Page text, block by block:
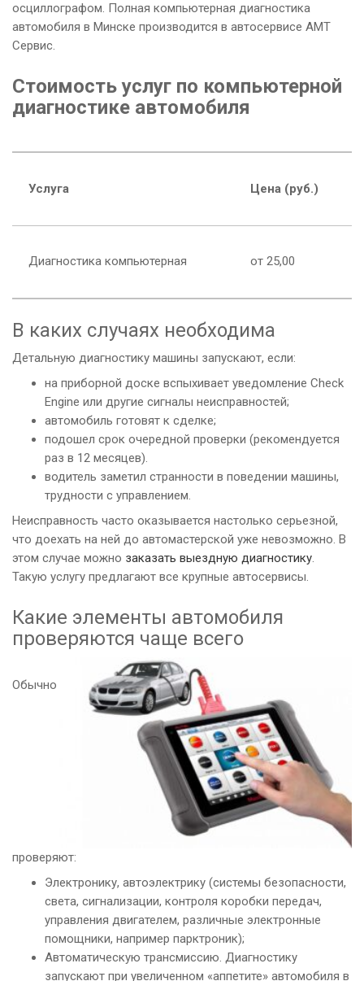
осциллографом. Полная компьютерная диагностика
автомобиля в Минске производится в автосервисе АМТ
Сервис.
Стоимость услуг по компьютерной
диагностике автомобиля
Услуга Цена (руб.)
Диагностика компьютерная от 25,00
В каких случаях необходима
Детальную диагностику машины запускают, если:
на приборной доске вспыхивает уведомление Check
Enginе или другие сигналы неисправностей;
автомобиль готовят к сделке;
подошел срок очередной проверки (рекомендуется
раз в 12 месяцев).
водитель заметил странности в поведении машины,
трудности с управлением.
Неисправность часто оказывается настолько серьезной,
что доехать на ней до автомастерской уже невозможно. В
этом случае можно заказать выездную диагностику.
Такую услугу предлагают все крупные автосервисы.
Какие элементы автомобиля
проверяются чаще всего
Обычно
проверяют:
Электронику, автоэлектрику (системы безопасности,
света, сигнализации, контроля коробки передач,
управления двигателем, различные электронные
помощники, например парктроник);
Автоматическую трансмиссию. Диагностику
запускают при увеличенном «аппетите» автомобиля в